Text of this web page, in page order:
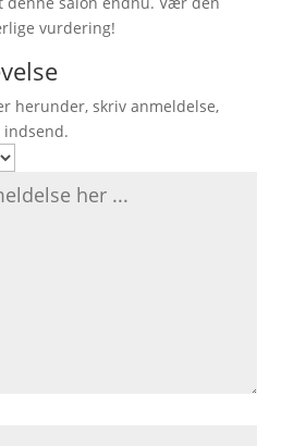
vurdering!
herunder, skriv anmeldelse,